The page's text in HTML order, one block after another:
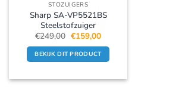
STOZUIGERS
Sharp SA-VP5521BS
Steelstofzuiger
€249,00 Oorspronkelijke
was:
€249,00.
€159,00Huidige
is:
€159,00.
BEKIJK DIT PRODUCT